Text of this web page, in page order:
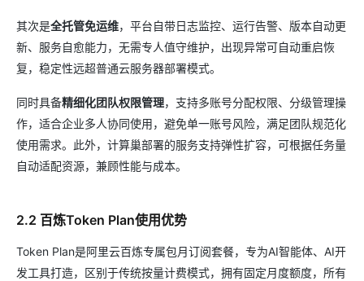
其次是全托管免运维，平台自带日志监控、运行告警、版本自动更
新、服务自愈能力，无需专人值守维护，出现异常可自动重启恢
复，稳定性远超普通云服务器部署模式。
同时具备精细化团队权限管理，支持多账号分配权限、分级管理操
作，适合企业多人协同使用，避免单一账号风险，满足团队规范化
使用需求。此外，计算巢部署的服务支持弹性扩容，可根据任务量
自动适配资源，兼顾性能与成本。
2.2 百炼Token Plan使用优势
Token Plan是阿里云百炼专属包月订阅套餐，专为AI智能体、AI开
发工具打造，区别于传统按量计费模式，拥有固定月度额度，所有